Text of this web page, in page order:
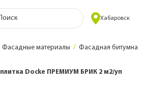
Хабаровск
Фасадные материалы Фасадная битумная
Docke ПРЕМИУМ БРИК 2 м2/уп